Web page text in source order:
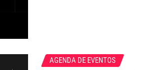
AGENDA DE EVENTOS